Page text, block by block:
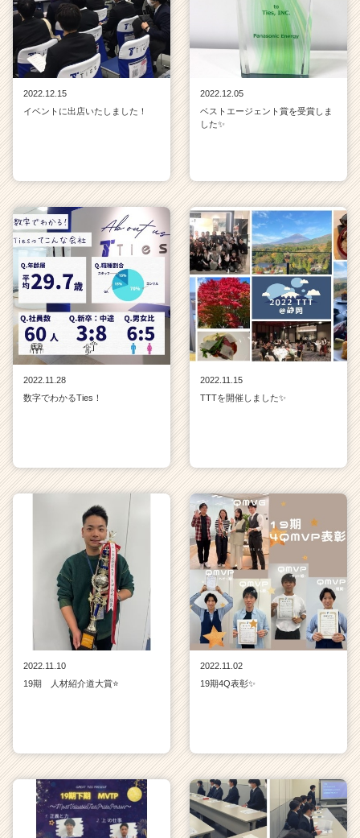
2022.12.15
イベントに出店いたしました！
2022.12.05
ベストエージェント賞を受賞しま
した✨
2022.11.28
数字でわかるTies！
2022.11.15
TTTを開催しました✨
2022.11.10
19期 人材紹介道大賞⭐
2022.11.02
19期4Q表彰✨